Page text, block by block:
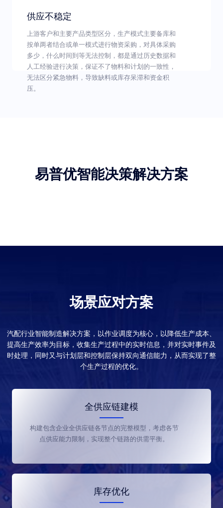
供应不稳定
上游客户和主要产品类型区分，生产模式主要备库和
按单两者结合或单一模式进行物资采购，对具体采购
多少，什么时间到等无法控制，都是通过历史数据和
人工经验进行决策，保证不了物料和计划的一致性，
无法区分紧急物料，导致缺料或库存呆滞和资金积
压。
易普优智能决策解决方案
场景应对方案
汽配行业智能制造解决方案，以作业调度为核心，以降低生产成本、
提高生产效率为目标，收集生产过程中的实时信息，并对实时事件及
时处理，同时又与计划层和控制层保持双向通信能力，从而实现了整
个生产过程的优化。
全供应链建模
构建包含企业全供应链各节点的完整模型，考虑各节
点供应能力限制，实现整个链路的供需平衡。
库存优化